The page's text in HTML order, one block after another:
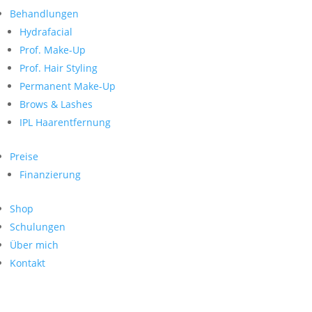
Behandlungen
Hydrafacial
Prof. Make-Up
Prof. Hair Styling
Permanent Make-Up
Brows & Lashes
IPL Haarentfernung
Preise
Finanzierung
Shop
Schulungen
Über mich
Kontakt
nach:
Neueste Kommentare
Archiv
Kategorien
Keine Kategorien
Meta
Anmelden
Feed der Einträge
WordPress.org
Search
nach:
Archive
Kontakt
Impressum
Datenschutz